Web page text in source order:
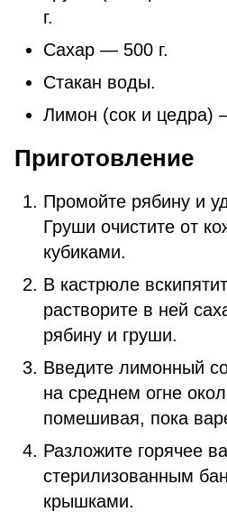
г.
Сахар — 500 г.
Стакан воды.
Лимон (сок и цедра)
Приготовление
Промойте рябину и
Груши очистите от
кубиками.
В кастрюле
растворите в ней
рябину и груши.
Введите лимонный
на среднем огне
помешивая, пока
Разложите горячее
стерилизованным
крышками.